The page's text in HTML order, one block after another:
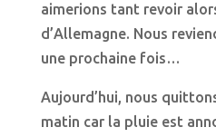
aimerions tant revoir
d’Allemagne. Nous
une prochaine fois…
Aujourd’hui, nous
matin car la pluie est